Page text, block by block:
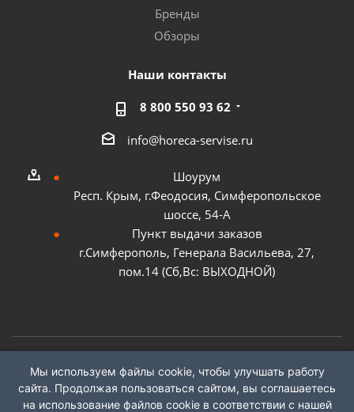
Бренды
Обзоры
Наши контакты
8 800 550 93 62
info@horeca-servise.ru
Шоурум
Респ. Крым, г.Феодосия, Симферопольское
шоссе, 54-А
Пункт выдачи заказов
г.Симферополь, Генерала Васильева, 27,
пом.14 (Сб,Вс: ВЫХОДНОЙ)
2026 ©ГК "ХоРеКа Сервис"
Мы используем файлы cookie, чтобы улучшать работу
сайта. Продолжая пользоваться сайтом, вы соглашаетесь
на использование файлов cookie в соответствии с нашей